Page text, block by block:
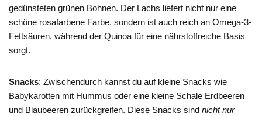
gedünsteten grünen Bohnen. Der Lachs liefert nicht nur eine
schöne rosafarbene Farbe, sondern ist auch reich an Omega-3-
Fettsäuren, während der Quinoa für eine nährstoffreiche Basis
sorgt.
Snacks: Zwischendurch kannst du auf kleine Snacks wie
Babykarotten mit Hummus oder eine kleine Schale Erdbeeren
und Blaubeeren zurückgreifen. Diese Snacks sind nicht nur